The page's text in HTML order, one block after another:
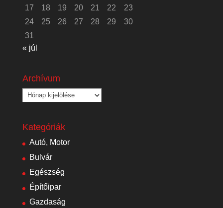
17
18 19 20 21 22
23
24
25 26 27 28 29
30
31
« júl
Archívum
Archívum
Kategóriák
Autó, Motor
Bulvár
Egészség
Építőipar
Gazdaság